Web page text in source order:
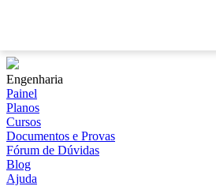
Engenharia
Painel
Planos
Cursos
Documentos e Provas
Fórum de Dúvidas
Blog
Ajuda